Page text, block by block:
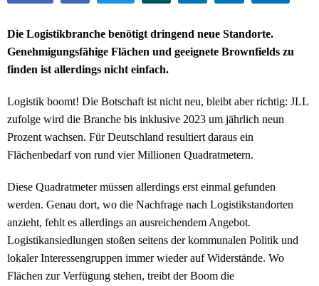
Die Logistikbranche benötigt dringend neue Standorte.
Genehmigungsfähige Flächen und geeignete Brownfields zu
finden ist allerdings nicht einfach.
Logistik boomt! Die Botschaft ist nicht neu, bleibt aber richtig: JLL
zufolge wird die Branche bis inklusive 2023 um jährlich neun
Prozent wachsen. Für Deutschland resultiert daraus ein
Flächenbedarf von rund vier Millionen Quadratmetern.
Diese Quadratmeter müssen allerdings erst einmal gefunden
werden. Genau dort, wo die Nachfrage nach Logistikstandorten
anzieht, fehlt es allerdings an ausreichendem Angebot.
Logistikansiedlungen stoßen seitens der kommunalen Politik und
lokaler Interessengruppen immer wieder auf Widerstände. Wo
Flächen zur Verfügung stehen, treibt der Boom die